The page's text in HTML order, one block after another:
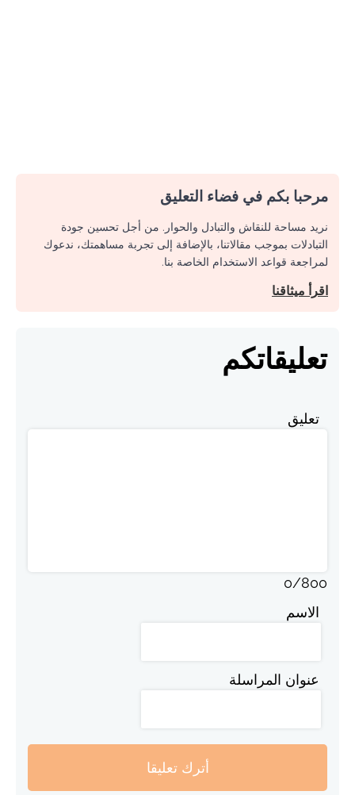
مرحبا بكم في فضاء التعليق
نريد مساحة للنقاش والتبادل والحوار. من أجل تحسين جودة
التبادلات بموجب مقالاتنا، بالإضافة إلى تجربة مساهمتك، ندعوك
لمراجعة قواعد الاستخدام الخاصة بنا.
اقرأ ميثاقنا
تعليقاتكم
تعليق
0/800
الاسم
عنوان المراسلة
أترك تعليقا